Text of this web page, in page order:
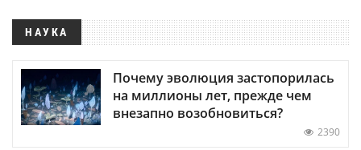
НАУКА
Почему эволюция застопорилась
на миллионы лет, прежде чем
внезапно возобновиться?
2390